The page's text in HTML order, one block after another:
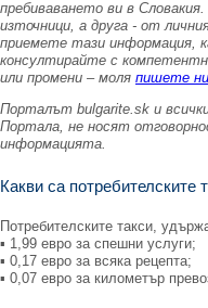
пребиваването ви в
източници, а друга - от
приемете тази информация,
консултирайте с
или промени – моля пишете ни
Порталът bulgarite.sk и
Порталa, не носят
информацията.
Какви са потребителските
Потребителските такси,
▪ 1,99 евро за спешни услуги;
▪ 0,17 евро за всяка рецепта;
▪ 0,07 евро за километър